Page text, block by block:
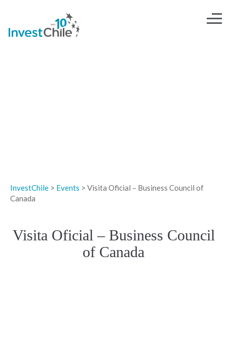
InvestChile > Events > Visita Oficial – Business Council of
Canada
Visita Oficial – Business Council
of Canada